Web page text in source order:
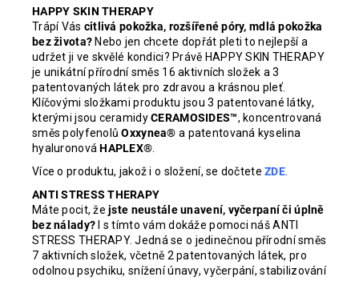
HAPPY SKIN THERAPY
Trápí Vás citlivá pokožka, rozšířené póry, mdlá pokožka
bez života?Nebo jen chcete dopřát pleti to nejlepší a
udržet ji ve skvělé kondici? Právě HAPPY SKIN THERAPY
je unikátní přírodní směs 16 aktivních složek a 3
patentovaných látek pro zdravou a krásnou pleť.
Klíčovými složkami produktu jsou 3 patentované látky,
kterými jsou ceramidyCERAMOSIDES™, koncentrovaná
směs polyfenolůOxxynea® a patentovaná kyselina
hyaluronováHAPLEX®
Více o produktu, jakož i o složení, se dočteteZDE
ANTI STRESS THERAPY
Máte pocit, žejste neustále unavení, vyčerpaní či úplně
bez nálady?I s tímto vám dokáže pomoci náš ANTI
STRESS THERAPY. Jedná se o jedinečnou přírodní směs
7 aktivních složek, včetně 2 patentovaných látek, pro
odolnou psychiku, snížení únavy, vyčerpání, stabilizování